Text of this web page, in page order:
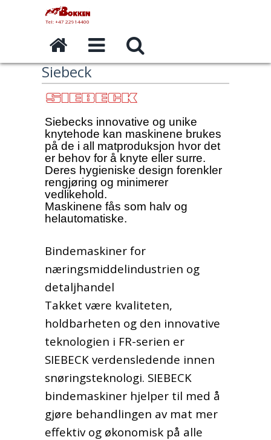
Tel: +47 22914400
Siebeck
Siebecks innovative og unike
knytehode kan maskinene brukes
på de i all matproduksjon hvor det
er behov for å knyte eller surre.
Deres hygieniske design forenkler
rengjøring og minimerer
vedlikehold.
Maskinene fås som halv og
helautomatiske.
Bindemaskiner for
næringsmiddelindustrien og
detaljhandel
Takket være kvaliteten,
holdbarheten og den innovative
teknologien i FR-serien er
SIEBECK verdensledende innen
snøringsteknologi. SIEBECK
bindemaskiner hjelper til med å
gjøre behandlingen av mat mer
effektiv og økonomisk på alle